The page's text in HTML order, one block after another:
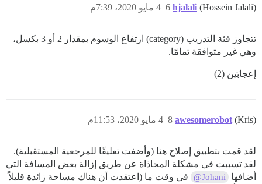
hjalali (Hossein Jalali) 4 مايو 2020، 7:39م 6
تتجاوز فئة التدريب (category) ارتفاع الوسوم بمقدار 2 أو 3 بكسل،
وهي غير متوافقة تمامًا.
إعجابَين (2)
awesomerobot (Kris) 4 مايو 2020، 11:53م 8
لقد قمت بتطبيق إصلاح هنا (وأضفت تعليقًا للمرجعية المستقبلية).
لقد تسببت في مشكلة المحاذاة عن طريق إزالة بعض المسافة التي
أضافها
@Johani
في وقت ما (اعتقدت أن هناك مساحة زائدة قليلاً